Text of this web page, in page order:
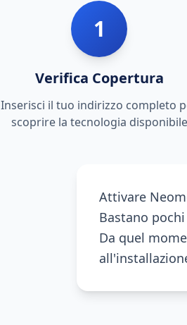
1
Verifica Copertura
Inserisci il tuo indirizzo completo
scoprire la tecnologia disponibile
Attivare
Bastano
Da quel